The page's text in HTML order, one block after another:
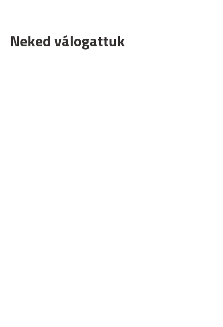
Neked válogattuk